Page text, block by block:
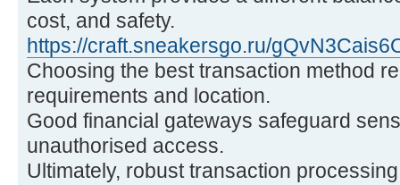
cost, and safety.
https://craft.sneakersgo.ru/
Choosing the best transaction method
requirements and location.
Good financial gateways safeguard
unauthorised access.
Ultimately, robust transaction